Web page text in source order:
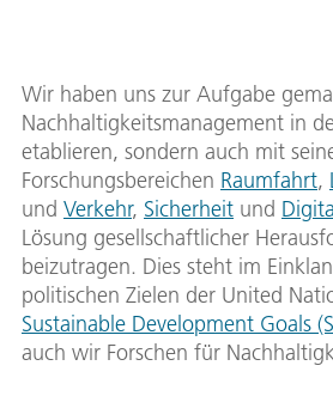
Wir haben uns zur Aufgabe
Nachhaltigkeitsmanagement in
etablieren, sondern auch mit
Forschungsbereichen Raumfahrt,
und Verkehr, Sicherheit und
Lösung gesellschaftlicher
beizutragen. Dies steht im
politischen Zielen der United
Sustainable Development Goals
auch wir Forschen für